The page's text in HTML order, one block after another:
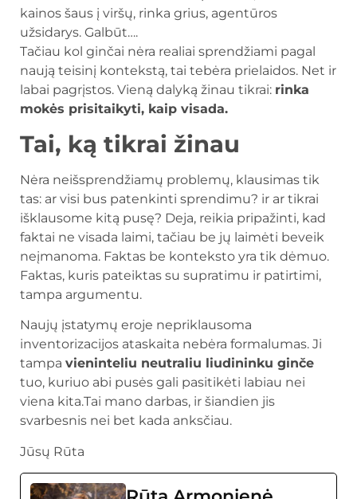
kainos šaus į viršų, rinka grius, agentūros
užsidarys. Galbūt….
Tačiau kol ginčai nėra realiai sprendžiami pagal
naują teisinį kontekstą, tai tebėra prielaidos. Net ir
labai pagrįstos. Vieną dalyką žinau tikrai: rinka
mokės prisitaikyti, kaip visada.
Tai, ką tikrai žinau
Nėra neišsprendžiamų problemų, klausimas tik
tas: ar visi bus patenkinti sprendimu? ir ar tikrai
išklausome kitą pusę? Deja, reikia pripažinti, kad
faktai ne visada laimi, tačiau be jų laimėti beveik
neįmanoma. Faktas be konteksto yra tik dėmuo.
Faktas, kuris pateiktas su supratimu ir patirtimi,
tampa argumentu.
Naujų įstatymų eroje nepriklausoma
inventorizacijos ataskaita nebėra formalumas. Ji
tampa vieninteliu neutraliu liudininku ginče
tuo, kuriuo abi pusės gali pasitikėti labiau nei
viena kita.Tai mano darbas, ir šiandien jis
svarbesnis nei bet kada anksčiau.
Jūsų Rūta